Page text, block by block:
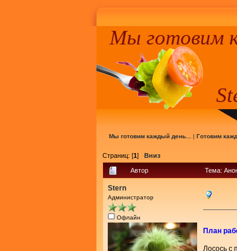
Мы готовим
Мы готовим каждый день... | Готовим
Страниц: [1] Вниз
Автор Тема:
Stern
Администратор
Офлайн
План
Лосось с